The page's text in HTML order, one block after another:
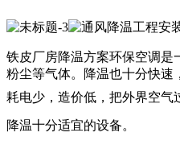
铁皮厂房降温方案环保空调是
粉尘等气体。降温也十分快速
耗电少，造价低， 把外界空气
降温十分适宜的设备。